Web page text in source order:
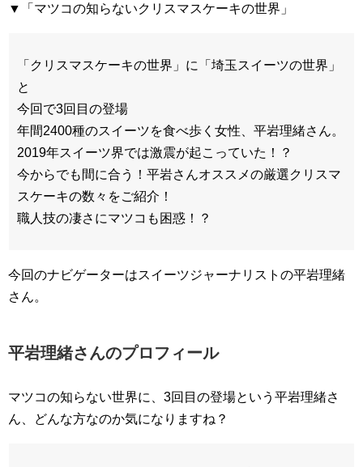
▼「マツコの知らないクリスマスケーキの世界」
「クリスマスケーキの世界」に「埼玉スイーツの世界」
と
今回で3回目の登場
年間2400種のスイーツを食べ歩く女性、平岩理緒さん。
2019年スイーツ界では激震が起こっていた！？
今からでも間に合う！平岩さんオススメの厳選クリスマ
スケーキの数々をご紹介！
職人技の凄さにマツコも困惑！？
今回のナビゲーターはスイーツジャーナリストの平岩理緒
さん。
平岩理緒さんのプロフィール
マツコの知らない世界に、3回目の登場という平岩理緒さ
ん、どんな方なのか気になりますね？